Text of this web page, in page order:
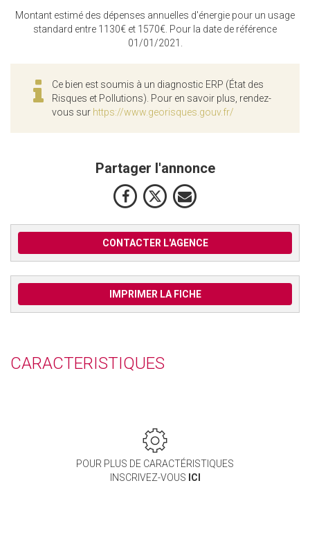
Montant estimé des dépenses annuelles d'énergie pour un usage
standard entre 1130€ et 1570€. Pour la date de référence
01/01/2021.
Ce bien est soumis à un diagnostic ERP (État des
Risques et Pollutions). Pour en savoir plus, rendez-
vous sur https://www.georisques.gouv.fr/
Partager l'annonce
CONTACTER L'AGENCE
IMPRIMER LA FICHE
CARACTERISTIQUES
POUR PLUS DE CARACTÉRISTIQUES
INSCRIVEZ-VOUS ICI